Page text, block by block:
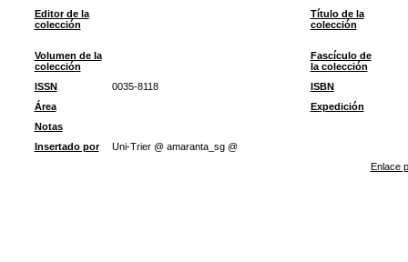
Editor de la
colección
Título de la
colección
Volumen de la
colección
Fascículo de
la colección
ISSN
0035-8118
ISBN
Área
Expedición
Notas
Insertado por
Uni-Trier @ amaranta_sg @
Enlace